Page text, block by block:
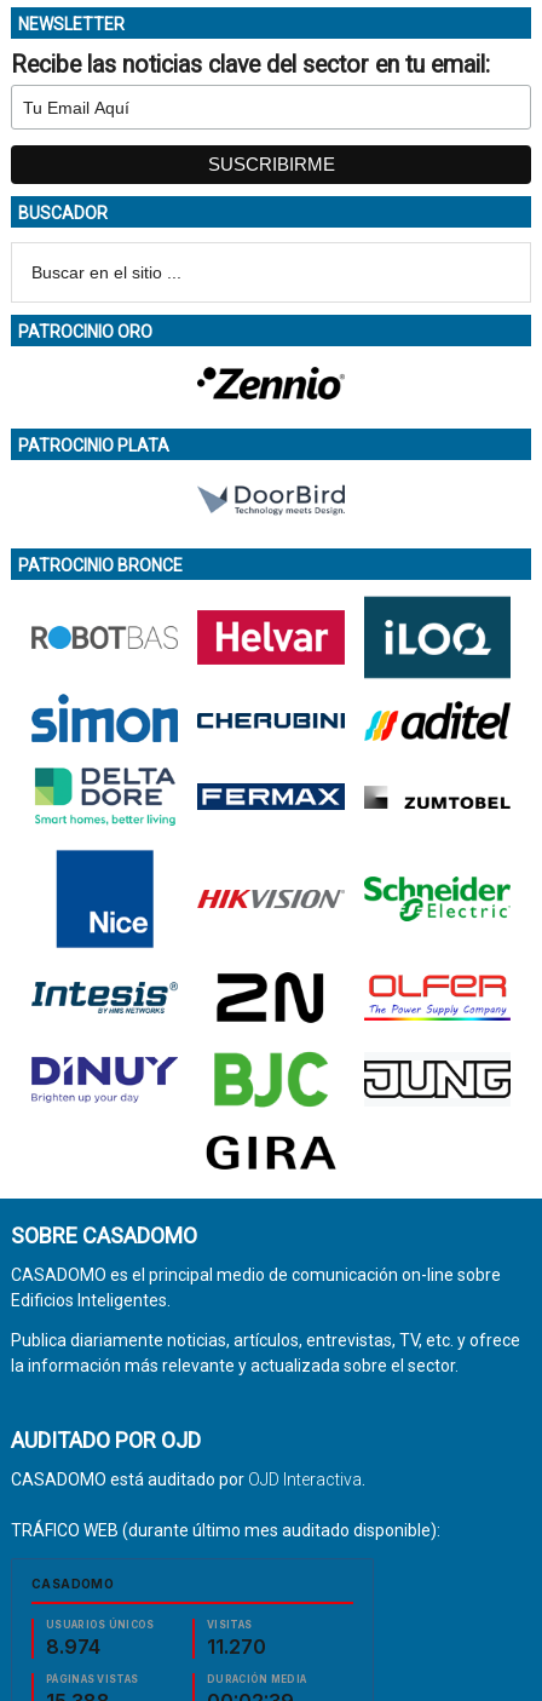
NEWSLETTER
Recibe las noticias clave del sector en tu email:
BUSCADOR
PATROCINIO ORO
PATROCINIO PLATA
PATROCINIO BRONCE
SOBRE CASADOMO
CASADOMO es el principal medio de comunicación on-line sobre
Edificios Inteligentes.
Publica diariamente noticias, artículos, entrevistas, TV, etc. y ofrece
la información más relevante y actualizada sobre el sector.
AUDITADO POR OJD
CASADOMO está auditado por OJD Interactiva.
TRÁFICO WEB (durante último mes auditado disponible):